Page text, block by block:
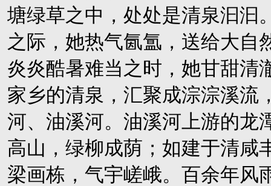
塘绿草之中，处处是清泉汩汩
之际，她热气氤氲，送给大自
炎炎酷暑难当之时，她甘甜清
家乡的清泉，汇聚成淙淙溪流
河、油溪河。油溪河上游的龙
高山，绿柳成荫；如建于清咸
梁画栋，气宇嵯峨。百余年风